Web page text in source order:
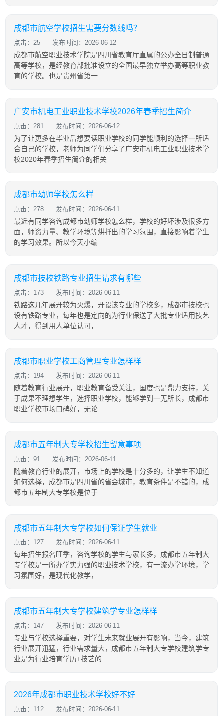
成都市航空学校招生需要分数线吗？
点击：25 发布时间：2026-06-12
成都市航空职业技术学院是四川省教育厅直属的公办全日制普通
高等学校，是经教育部批准设立的全国最早独立举办高等职业教
育的学校。也是贵州省第一
广安市机电工业职业技术学校2026年春季招生简介
点击：281 发布时间：2026-06-12
为了让更多在毕业后想要读职业学校的同学能顺利的选择一所适
合自己的学校，老师为同学们分享了广安市机电工业职业技术学
校2020年春季招生简介的相关
成都市幼师学校怎么样
点击：278 发布时间：2026-06-11
最近有同学咨询成都市幼师学校怎么样，学校的好坏涉及很多方
面，师资力量、教学环境等烘托出的学习氛围，直接影响着学生
的学习效果。所以今天小编
成都市技校铁路专业招生请求有哪些
点击：173 发布时间：2026-06-11
铁路这几年展开较为火爆，开设该专业的学校多，成都市技校也
设有铁路专业，每年也是定向的为行业保送了大批专业适用技艺
人才，得到用人单位认可，
成都市职业学校工商管理专业怎样样
点击：194 发布时间：2026-06-11
随着教育行业展开，职业教育备受关注，国度也是鼎力支持，关
于成果不理想学生，选择职业学校，能够学到一无所长，成都市
职业学校市场口碑好，无论
成都市五年制大专学校招生留意事项
点击：91 发布时间：2026-06-11
随着教育行业的展开，市场上的学校是十分多的，让学生不知道
如何选择，成都市是四川省的省会城市，教育条件是不错的，成
都市五年制大专学校是位于
成都市五年制大专学校如何保证学生就业
点击：127 发布时间：2026-06-11
每年招生报名旺季，咨询学校的学生与家长多，成都市五年制大
专学校是一所办学实力强的职业技术学校，有一流办学环境，学
习氛围好，是现代化教学，
成都市五年制大专学校建筑学专业怎样样
点击：147 发布时间：2026-06-11
专业与学校选择重要，对学生未来就业展开有影响，当今，建筑
行业展开迅猛，行业需求量大，成都市五年制大专学校建筑学专
业是为行业培育学历+技艺的
2026年成都市职业技术学校好不好
点击：112 发布时间：2026-06-11